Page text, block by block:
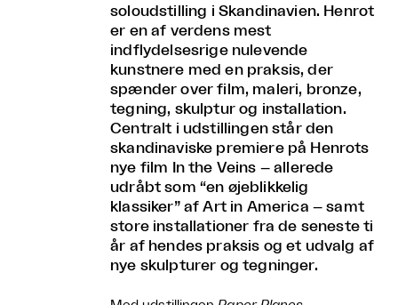
soloudstilling i Skandinavien. Henrot
er en af verdens mest
indflydelsesrige nulevende
kunstnere med en praksis, der
spænder over film, maleri, bronze,
tegning, skulptur og installation.
Centralt i udstillingen står den
skandinaviske premiere på Henrots
nye film In the Veins – allerede
udråbt som “en øjeblikkelig
klassiker” af Art in America – samt
store installationer fra de seneste ti
år af hendes praksis og et udvalg af
nye skulpturer og tegninger.